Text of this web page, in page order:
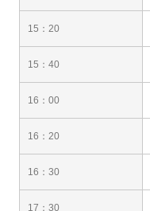
15：20
15：40
16：00
16：20
16：30
17：30